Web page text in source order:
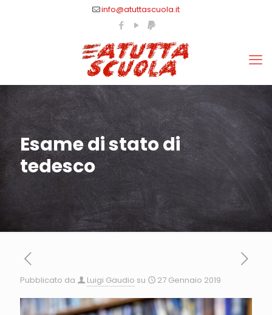
info@atuttascuola.it
Esame di stato di
tedesco
Pubblicato da Luigi Gaudio su 27 Gennaio 2019